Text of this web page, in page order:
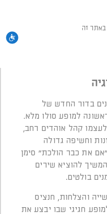
באתר זה
בדור החדש של
למופע סולו מלא.
קהל אוהדים רחב,
וחשיפה גדולה
את כבר הולכת" סימן
להוציא שירים
בולטים.
והצלחות, חנציס
חגיגי שבו יבצע את